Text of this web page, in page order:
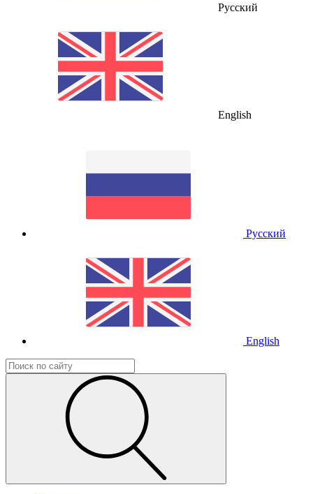
Русский
English
Русский
English